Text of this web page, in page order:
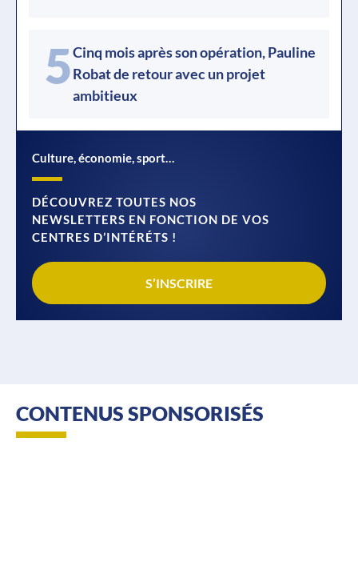
5Cinq mois après son opération, Pauline
Robat de retour avec un projet
ambitieux
Culture, économie, sport…
DÉCOUVREZ TOUTES NOS
NEWSLETTERS EN FONCTION DE VOS
CENTRES D’INTÉRÉTS !
S’INSCRIRE
CONTENUS SPONSORISÉS